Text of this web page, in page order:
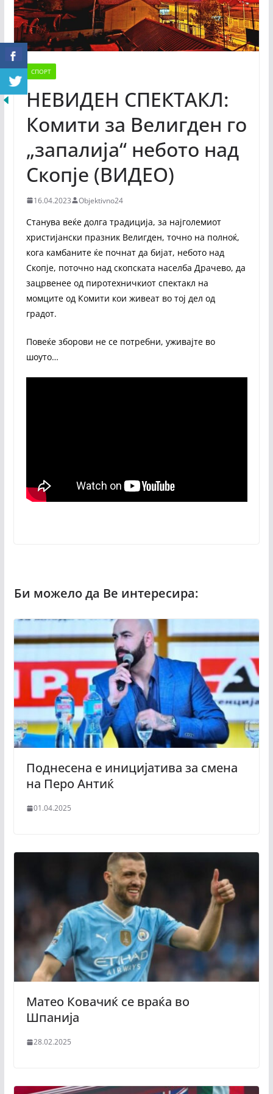
СПОРТ
НЕВИДЕН СПЕКТАКЛ:
Комити за Велигден го
„запалија“ небото над
Скопје (ВИДЕО)
16.04.2023 Objektivno24
Станува веќе долга традиција, за најголемиот
христијански празник Велигден, точно на полноќ,
кога камбаните ќе почнат да бијат, небото над
Скопје, поточно над скопската населба Драчево, да
зацрвенее од пиротехничкиот спектакл на
момците од Комити кои живеат во тој дел од
градот.
Повеќе зборови не се потребни, уживајте во
шоуто…
Поднесена е иницијатива за смена
на Перо Антиќ
01.04.2025
Матео Ковачиќ се враќа во
Шпанија
28.02.2025